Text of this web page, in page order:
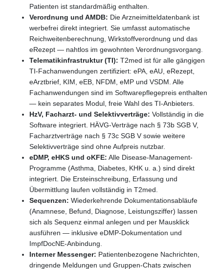
Patienten ist standardmäßig enthalten.
Verordnung und AMDB: Die Arzneimitteldatenbank ist
werbefrei direkt integriert. Sie umfasst automatische
Reichweitenberechnung, Wirkstoffverordnung und das
eRezept — nahtlos im gewohnten Verordnungsvorgang.
Telematikinfrastruktur (TI): T2med ist für alle gängigen
TI-Fachanwendungen zertifiziert: ePA, eAU, eRezept,
eArztbrief, KIM, eEB, NFDM, eMP und VSDM. Alle
Fachanwendungen sind im Softwarepflegepreis enthalten
— kein separates Modul, freie Wahl des TI-Anbieters.
HzV, Facharzt- und Selektivverträge: Vollständig in die
Software integriert. HÄVG-Verträge nach § 73b SGB V,
Facharztverträge nach § 73c SGB V sowie weitere
Selektivverträge sind ohne Aufpreis nutzbar.
eDMP, eHKS und oKFE: Alle Disease-Management-
Programme (Asthma, Diabetes, KHK u. a.) sind direkt
integriert. Die Ersteinschreibung, Erfassung und
Übermittlung laufen vollständig in T2med.
Sequenzen: Wiederkehrende Dokumentationsabläufe
(Anamnese, Befund, Diagnose, Leistungsziffer) lassen
sich als Sequenz einmal anlegen und per Mausklick
ausführen — inklusive eDMP-Dokumentation und
ImpfDocNE-Anbindung.
Interner Messenger: Patientenbezogene Nachrichten,
dringende Meldungen und Gruppen-Chats zwischen